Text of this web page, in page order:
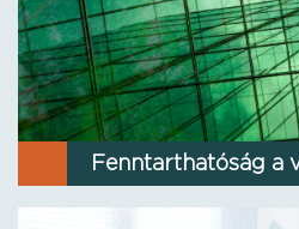
Fenntarthatóság a